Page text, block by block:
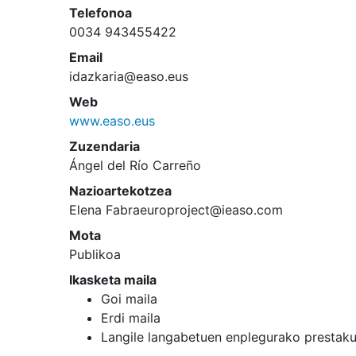
Telefonoa
0034 943455422
Email
idazkaria@easo.eus
Web
www.easo.eus
Zuzendaria
Ángel del Río Carreño
Nazioartekotzea
Elena Fabraeuroproject@ieaso.com
Mota
Publikoa
Ikasketa maila
Goi maila
Erdi maila
Langile langabetuen enplegurako